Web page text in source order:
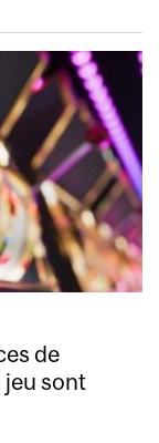
de
jeu sont